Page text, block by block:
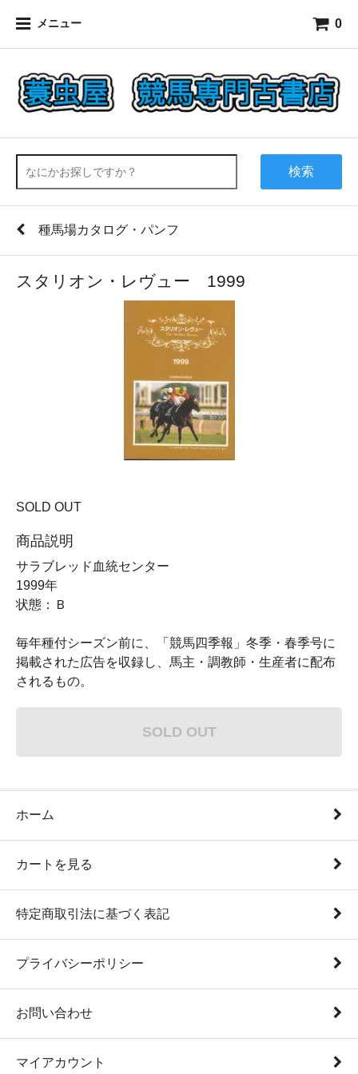
メニュー 0
検索
種馬場カタログ・パンフ
スタリオン・レヴュー 1999
SOLD OUT
商品説明
サラブレッド血統センター
1999年
状態：Ｂ
毎年種付シーズン前に、「競馬四季報」冬季・春季号に
掲載された広告を収録し、馬主・調教師・生産者に配布
されるもの。
SOLD OUT
ホーム
カートを見る
特定商取引法に基づく表記
プライバシーポリシー
お問い合わせ
マイアカウント